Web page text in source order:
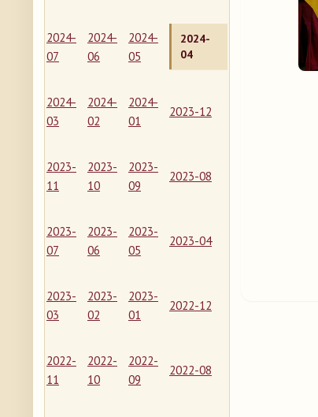
2024-
07
2024-
06
2024-
05
2024-
04
2024-
03
2024-
02
2024-
01
2023-12
2023-
11
2023-
10
2023-
09
2023-08
2023-
07
2023-
06
2023-
05
2023-04
2023-
03
2023-
02
2023-
01
2022-12
2022-
11
2022-
10
2022-
09
2022-08